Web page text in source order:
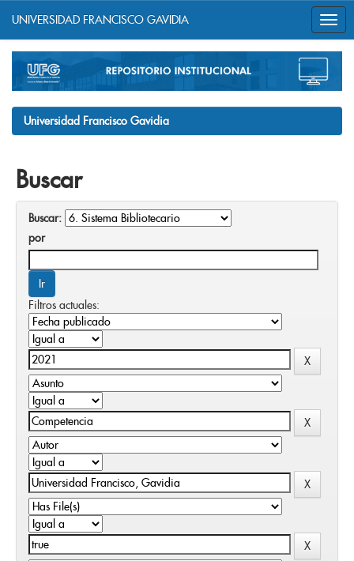
navigation
UNIVERSIDAD FRANCISCO GAVIDIA
Universidad Francisco Gavidia
Buscar
Buscar:
por
Filtros actuales: